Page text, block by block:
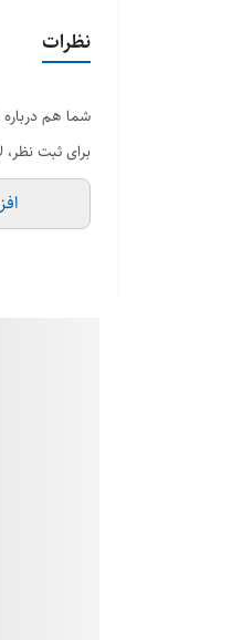
برند : لطافه
رایحه : خنک
فصل : تمام
نظرات
شما هم
برای ثبت